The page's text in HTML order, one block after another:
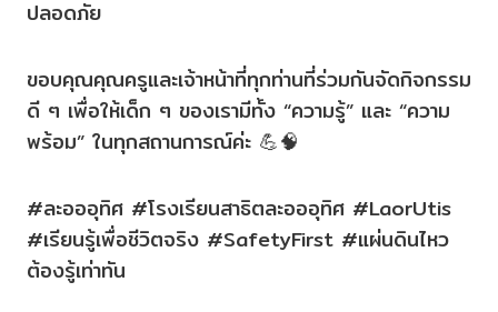
ปลอดภัย
ขอบคุณคุณครูและเจ้าหน้าที่ทุกท่านที่ร่วมกันจัดกิจกรรม
ดี ๆ เพื่อให้เด็ก ๆ ของเรามีทั้ง “ความรู้” และ “ความ
พร้อม” ในทุกสถานการณ์ค่ะ 💪🧠
#ละอออุทิศ #โรงเรียนสาธิตละอออุทิศ #LaorUtis
#เรียนรู้เพื่อชีวิตจริง #SafetyFirst #แผ่นดินไหว
ต้องรู้เท่าทัน